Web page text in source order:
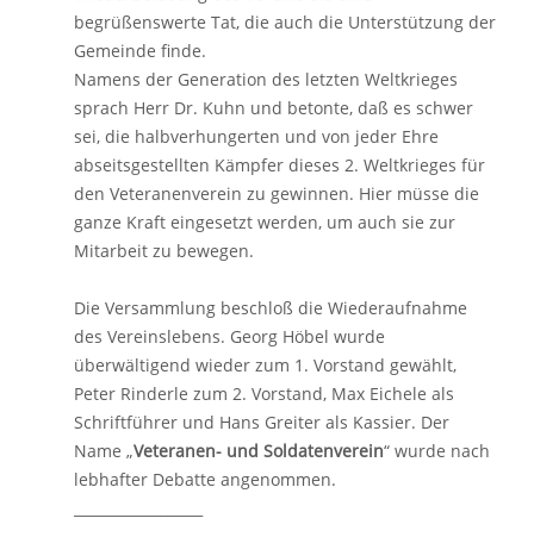
begrüßenswerte Tat, die auch die Unterstützung der
Gemeinde finde.
Namens der Generation des letzten Weltkrieges
sprach Herr Dr. Kuhn und betonte, daß es schwer
sei, die halbverhungerten und von jeder Ehre
abseitsgestellten Kämpfer dieses 2. Weltkrieges für
den Veteranenverein zu gewinnen. Hier müsse die
ganze Kraft eingesetzt werden, um auch sie zur
Mitarbeit zu bewegen.
Die Versammlung beschloß die Wiederaufnahme
des Vereinslebens. Georg Höbel wurde
überwältigend wieder zum 1. Vorstand gewählt,
Peter Rinderle zum 2. Vorstand, Max Eichele als
Schriftführer und Hans Greiter als Kassier. Der
Name „Veteranen- und Soldatenverein“ wurde nach
lebhafter Debatte angenommen.